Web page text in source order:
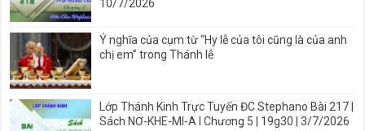
10/7/2026
Ý nghĩa của cụm từ “Hy lễ của tôi cũng là của anh
chị em” trong Thánh lễ
Lớp Thánh Kinh Trực Tuyến ĐC Stephano Bài 217 |
Sách NƠ-KHE-MI-A I Chương 5 | 19g30 | 3/7/2026